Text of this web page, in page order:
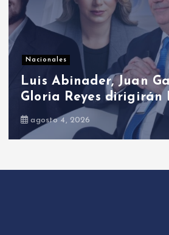
Presidenciales
Presidente Abinader
congreso internacional
de proyectos de PMI
Dominicana
agosto 5, 2026